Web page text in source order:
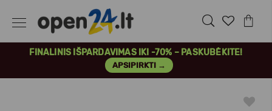
FINALINIS IŠPARDAVIMAS IKI -70% – PASKUBĖKITE!
APSIPIRKTI →